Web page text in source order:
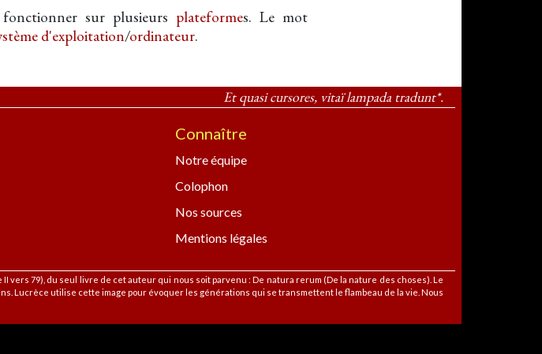
sur plusieurs plateformes. Le mot
d'exploitation/ordinateur.
Et quasi cursores, vitaï lampada tradunt*.
Connaître
Notre équipe
Colophon
Nos sources
Mentions légales
vers 79), du seul livre de cet auteur qui nous soit parvenu : De natura rerum (De la nature des choses). Le
Lucrèce utilise cette image pour évoquer les générations qui se transmettent le flambeau de la vie. Nous